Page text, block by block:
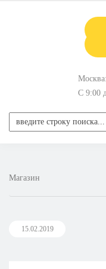
Москва:
С 9:00
Магазин
15.02.2019